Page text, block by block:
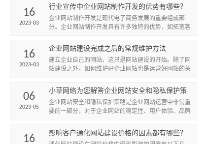
16
2023-03
行业宣传中企业网站制作开发的优势有哪些？
企业网站制作开发是现代电子商务发展的重要组成部
分。企业网站制作开发具有许多独特的优势，如拓宽客
牌知名度等等。
16
2023-03
企业网站建设完成之后的常规维护方法
建立企业自己的网站，这只是网站建设的开始。除了网
站建设之外，如何维护好企业网站也是运营好网站的关
06
2023-05
小草网络为您解答企业网站安全和隐私保护策
略有哪些？
​企业网站安全和隐私保护策略是企业网站运营中非常重
要的一部分，对于企业网站的稳定性、用户体验、品牌
方面阐述企业网...
16 影响客户通化网站建设价格的因素都有哪些？